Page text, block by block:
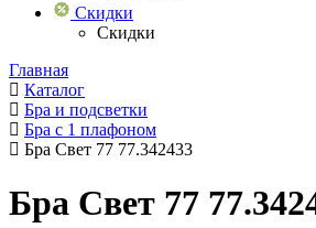
Скидки
Скидки
Главная
Каталог
Бра и подсветки
Бра с 1 плафоном
Бра Свет 77 77.342433
Бра Свет 77